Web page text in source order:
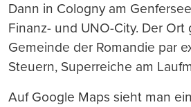
Dann in Cologny am
Finanz- und UNO-City. Der
Gemeinde der Romandie par
Steuern, Superreiche am
Auf Google Maps sieht man